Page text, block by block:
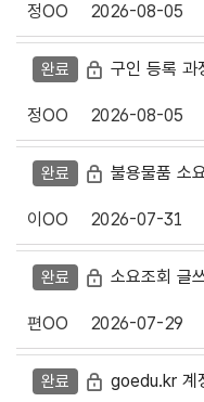
정OO 2026-08-05
완료 비밀글
구인 등록 과
정OO 2026-08-05
완료 비밀글
불용물품 소
이OO 2026-07-31
완료 비밀글
소요조회 글
편OO 2026-07-29
완료 비밀글
goedu.kr 계